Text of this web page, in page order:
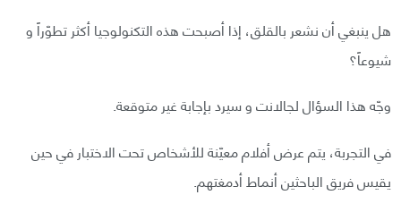
هل ينبغي أن نشعر بالقلق، إذا أصبحت هذه التكنولوجيا أكثر تطوّراً و
شيوعاً؟
وجّه هذا السؤال لجالانت و سيرد بإجابة غير متوقعة.
في التجربة، يتم عرض أفلام معيّنة للأشخاص تحت الاختبار في حين
يقيس فريق الباحثين أنماط أدمغتهم.